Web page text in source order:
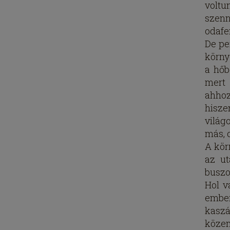
De
a
mert
más,
A
az
Hol